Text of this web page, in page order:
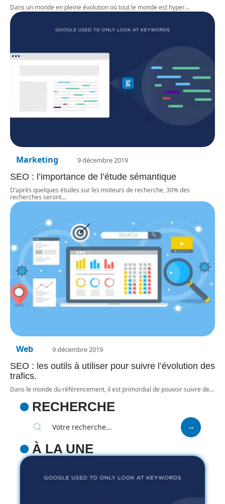
Dans un monde en pleine évolution où tout le monde est hyper…
Marketing 9 décembre 2019
SEO : l’importance de l’étude sémantique
D’après quelques études sur les moteurs de recherche, 30% des
recherches seront…
Web 9 décembre 2019
SEO : les outils à utiliser pour suivre l’évolution des
trafics.
Dans le monde du référencement, il est primordial de pouvoir suivre de…
RECHERCHE
À LA UNE